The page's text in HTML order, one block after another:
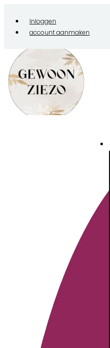
Inloggen
account aanmaken